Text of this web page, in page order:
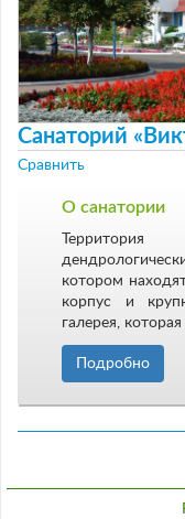
Санаторий
Сравнить
О санатории
котором
корпус и
галерея, которая
Подробно